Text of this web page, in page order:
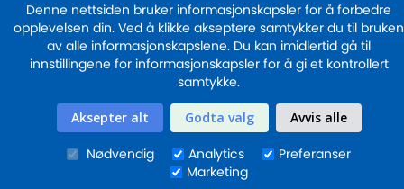
nyhetsbrev:
© 2025 - blekkskriveren.no
Sikker betaling med
Denne nettsiden bruker informasjonskapsler for å forbedre
opplevelsen din. Ved å klikke akseptere samtykker du til bruken
av alle informasjonskapslene. Du kan imidlertid gå til
innstillingene for informasjonskapsler for å gi et kontrollert
samtykke.
Aksepter alt Godta valg Avvis alle
Nødvendig Analytics
Preferanser
Marketing